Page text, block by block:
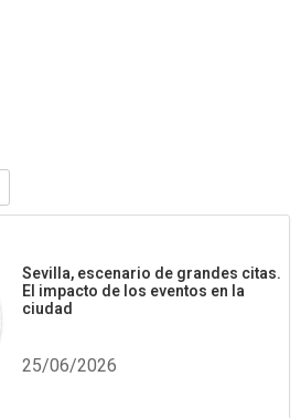
Sevilla, escenario de grandes citas.
El impacto de los eventos en la
ciudad
25/06/2026